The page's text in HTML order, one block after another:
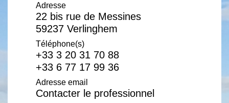
Adresse
22 bis rue de Messines
59237 Verlinghem
Téléphone(s)
+33 3 20 31 70 88
+33 6 77 17 99 36
Adresse email
Contacter le professionnel